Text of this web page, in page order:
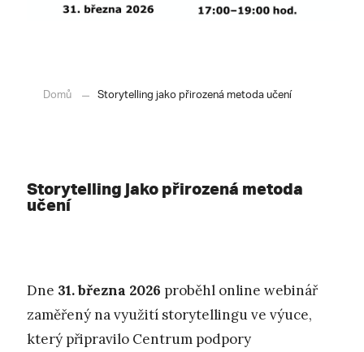
Domů Storytelling jako přirozená metoda učení
Storytelling jako přirozená metoda
učení
Dne 31. března 2026 proběhl online webinář
zaměřený na využití storytellingu ve výuce,
který připravilo Centrum podpory